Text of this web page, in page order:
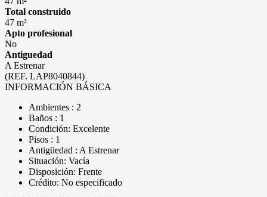
Total construido
47 m²
Apto profesional
No
Antiguedad
A Estrenar
(REF. LAP8040844)
INFORMACIÓN BÁSICA
Ambientes : 2
Baños : 1
Condición: Excelente
Pisos : 1
Antigüedad : A Estrenar
Situación: Vacía
Disposición: Frente
Crédito: No especificado